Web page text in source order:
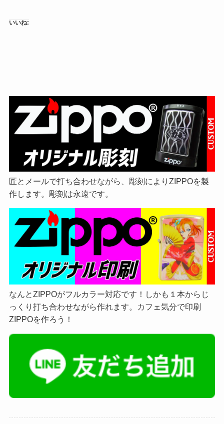
いいね:
匠とメールで打ち合わせながら、彫刻によりZIPPOを製
作します。彫刻は永遠です。
なんとZIPPOがフルカラー対応です！しかも１本からじ
っくり打ち合わせながら作れます。カフェ気分で印刷
ZIPPOを作ろう！